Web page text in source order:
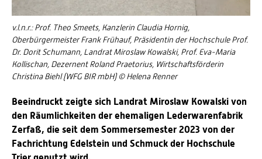
v.l.n.r.: Prof. Theo Smeets, Kanzlerin Claudia Hornig,
Oberbürgermeister Frank Frühauf, Präsidentin der Hochschule Prof.
Dr. Dorit Schumann, Landrat Miroslaw Kowalski, Prof. Eva-Maria
Kollischan, Dezernent Roland Praetorius, Wirtschaftsförderin
Christina Biehl (WFG BIR mbH) © Helena Renner
Beeindruckt zeigte sich Landrat Miroslaw Kowalski von
den Räumlichkeiten der ehemaligen Lederwarenfabrik
Zerfaß, die seit dem Sommersemester 2023 von der
Fachrichtung Edelstein und Schmuck der Hochschule